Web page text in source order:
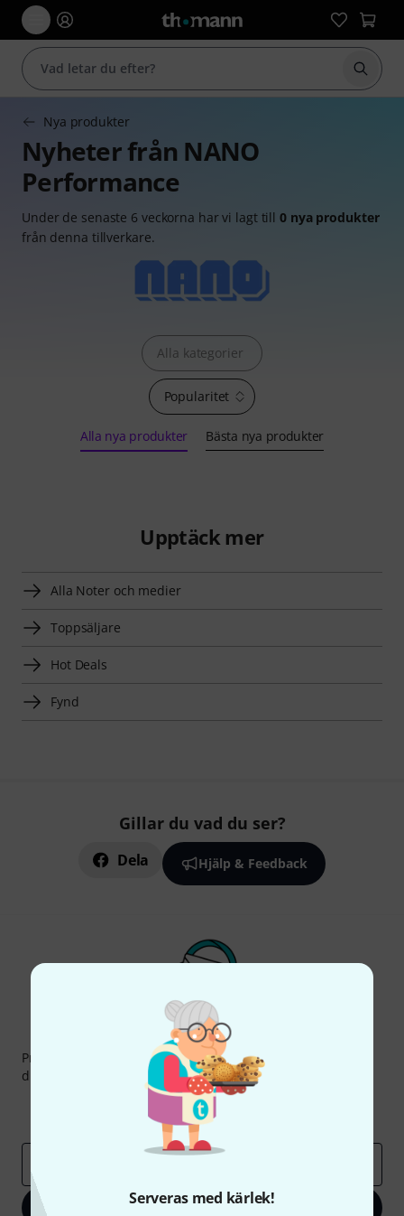
Serveras med kärlek!
Börja
Nya produkter
Nyheter från NANO
Performance
Under de senaste 6 veckorna har vi lagt till0 nya produkter
från denna tillverkare.
Popularitet
Alla kategorier
Alla nya produkter Bästa nya produkter
Upptäck mer
Alla Noter och medier
Toppsäljare
Hot Deals
Fynd
Gillar du vad du ser?
Dela Hjälp & Feedback
Thomann nyhetsbrev
Prenumererar på Thomanns Nyhetsbrev på engelska och
du kan med lite tur vinna en50 kupong
Inspirerande inlägg
Thomann Insikter
Registrera dig nu